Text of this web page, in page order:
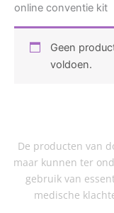
online conventie kit
Geen
voldoen.
De producten van
maar kunnen ter
gebruik van
medische